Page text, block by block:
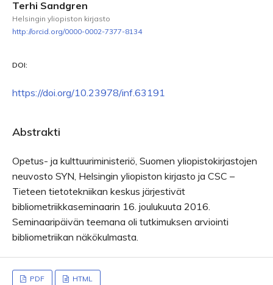
Terhi Sandgren
Helsingin yliopiston kirjasto
http://orcid.org/0000-0002-7377-8134
DOI:
https://doi.org/10.23978/inf.63191
Abstrakti
Opetus- ja kulttuuriministeriö, Suomen yliopistokirjastojen
neuvosto SYN, Helsingin yliopiston kirjasto ja CSC –
Tieteen tietotekniikan keskus järjestivät
bibliometriikkaseminaarin 16. joulukuuta 2016.
Seminaaripäivän teemana oli tutkimuksen arviointi
bibliometriikan näkökulmasta.
PDF HTML